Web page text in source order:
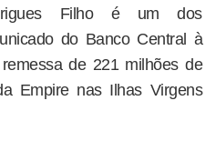
Filho é um dos
do Banco Central à
de 221 milhões de
Empire nas Ilhas Virgens